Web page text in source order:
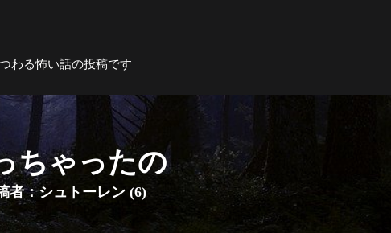
わる怖い話の投稿です
ちゃったの
者：シュトーレン (6)